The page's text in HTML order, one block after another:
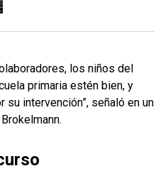
los niños del
primaria estén bien, y
intervención”, señaló en un